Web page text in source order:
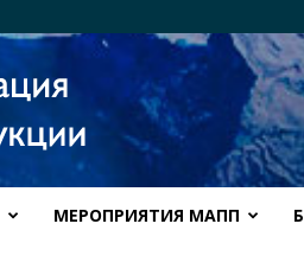
МЕРОПРИЯТИЯ МАПП